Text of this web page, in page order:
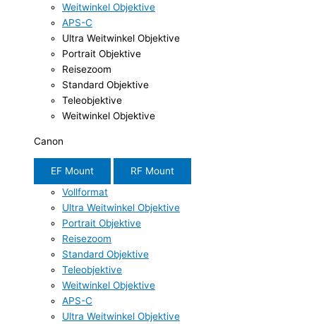
Weitwinkel Objektive
APS-C
Ultra Weitwinkel Objektive
Portrait Objektive
Reisezoom
Standard Objektive
Teleobjektive
Weitwinkel Objektive
Canon
EF Mount
RF Mount
Vollformat
Ultra Weitwinkel Objektive
Portrait Objektive
Reisezoom
Standard Objektive
Teleobjektive
Weitwinkel Objektive
APS-C
Ultra Weitwinkel Objektive